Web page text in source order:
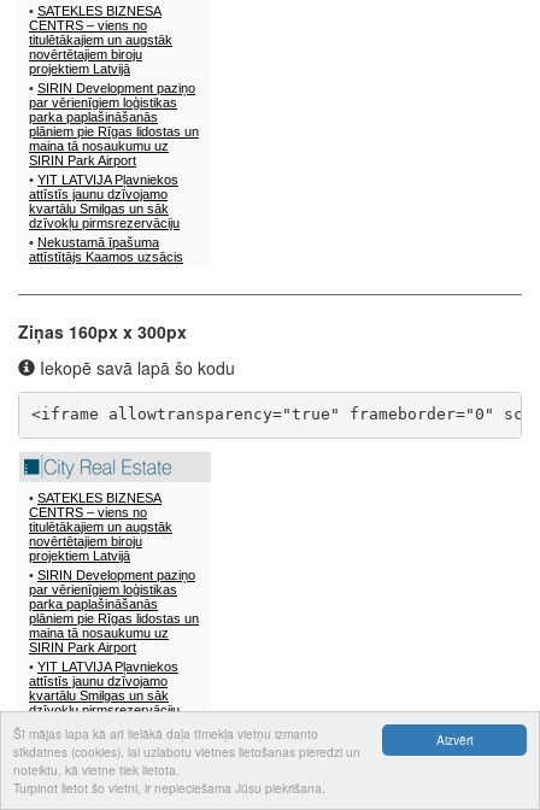
Aizvērt
Šī mājas lapa kā arī lielākā daļa tīmekļa vietņu izmanto
sīkdatnes (cookies), lai uzlabotu vietnes lietošanas pieredzi un
noteiktu, kā vietne tiek lietota.
Turpinot lietot šo vietni, ir nepieciešama Jūsu piekrišana.
Ziņas 160px x 300px
Iekopē savā lapā šo kodu
<iframe allowtransparency="true" frameborder="0"